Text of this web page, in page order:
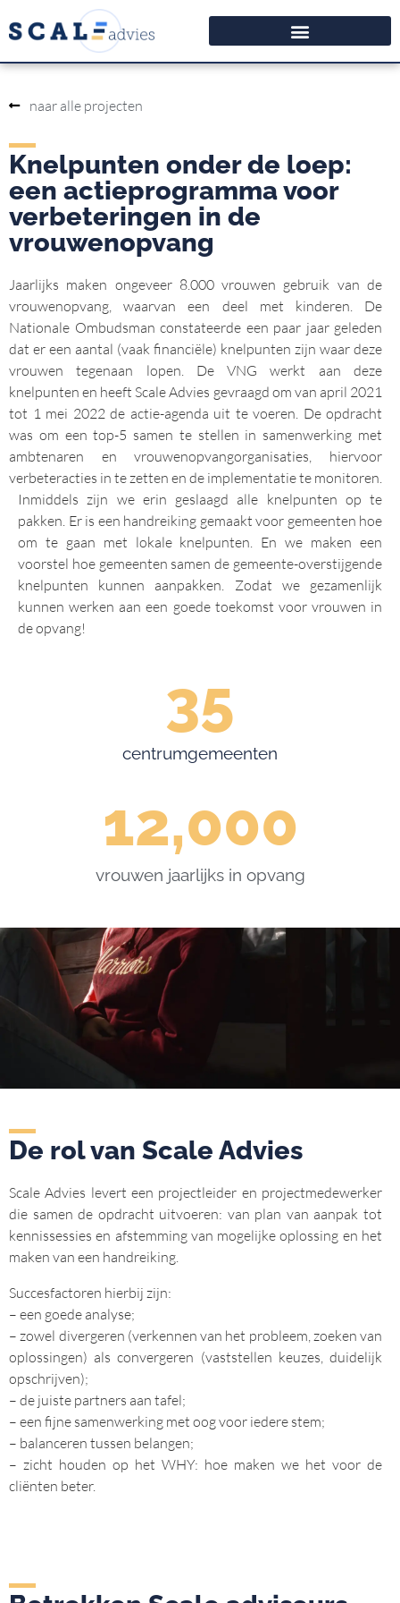
naar alle projecten
Knelpunten onder de loep:
een actieprogramma voor
verbeteringen in de
vrouwenopvang​
Jaarlijks maken ongeveer 8.000 vrouwen gebruik van de
vrouwenopvang, waarvan een deel met kinderen. De
Nationale Ombudsman constateerde een paar jaar geleden
dat er een aantal (vaak financiële) knelpunten zijn waar deze
vrouwen tegenaan lopen. De VNG werkt aan deze
knelpunten en heeft Scale Advies gevraagd om van april 2021
tot 1 mei 2022 de actie-agenda uit te voeren. De opdracht
was om een top-5 samen te stellen in samenwerking met
ambtenaren en vrouwenopvangorganisaties, hiervoor
verbeteracties in te zetten en de implementatie te monitoren.
Inmiddels zijn we erin geslaagd alle knelpunten op te
pakken. Er is een handreiking gemaakt voor gemeenten hoe
om te gaan met lokale knelpunten. En we maken een
voorstel hoe gemeenten samen de gemeente-overstijgende
knelpunten kunnen aanpakken. Zodat we gezamenlijk
kunnen werken aan een goede toekomst voor vrouwen in
de opvang!
centrumgemeenten
35
vrouwen jaarlijks in opvang
12,000
De rol van Scale Advies
Scale Advies levert een projectleider en projectmedewerker
die samen de opdracht uitvoeren: van plan van aanpak tot
kennissessies en afstemming van mogelijke oplossing en het
maken van een handreiking.
Succesfactoren hierbij zijn:
– een goede analyse;
– zowel divergeren (verkennen van het probleem, zoeken van
oplossingen) als convergeren (vaststellen keuzes, duidelijk
opschrijven);
– de juiste partners aan tafel;
– een fijne samenwerking met oog voor iedere stem;
– balanceren tussen belangen;
– zicht houden op het WHY: hoe maken we het voor de
cliënten beter.